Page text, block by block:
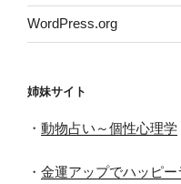
WordPress.org
姉妹サイト
・ 動物占い～個性心理学
・ 金運アップでハッピー